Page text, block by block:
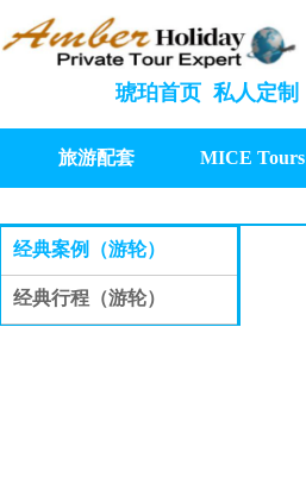
琥珀首页 私人定制
旅游配套 MICE Tours
经典案例（游轮）
经典行程（游轮）